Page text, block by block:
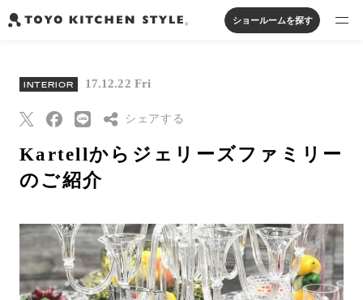
オープンキッチン
ペニンシュラキッチン
壁付けキッチン
セパレートキッチン
並列型キッチン
家具・照明・タイル
バス・洗面
実例から探す
私たちについて
オンラインストア
ショールームを探す
INTERIOR 17.12.22 Fri
シェアする
Threads
はてなブックマー
ク
Eメールで送信
URLをコピー
Kartellからジェリーズファミリー
のご紹介